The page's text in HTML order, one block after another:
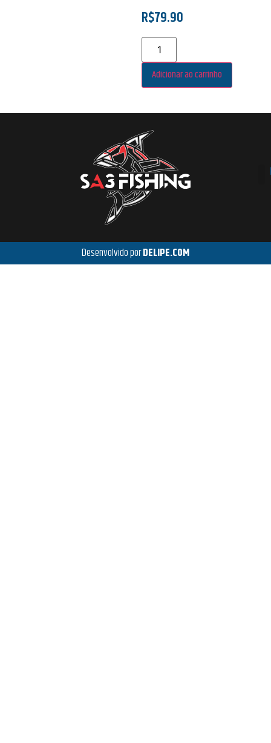
R$79.90
Adicionar ao carrinho
Desenvolvido porDELIPE.COM